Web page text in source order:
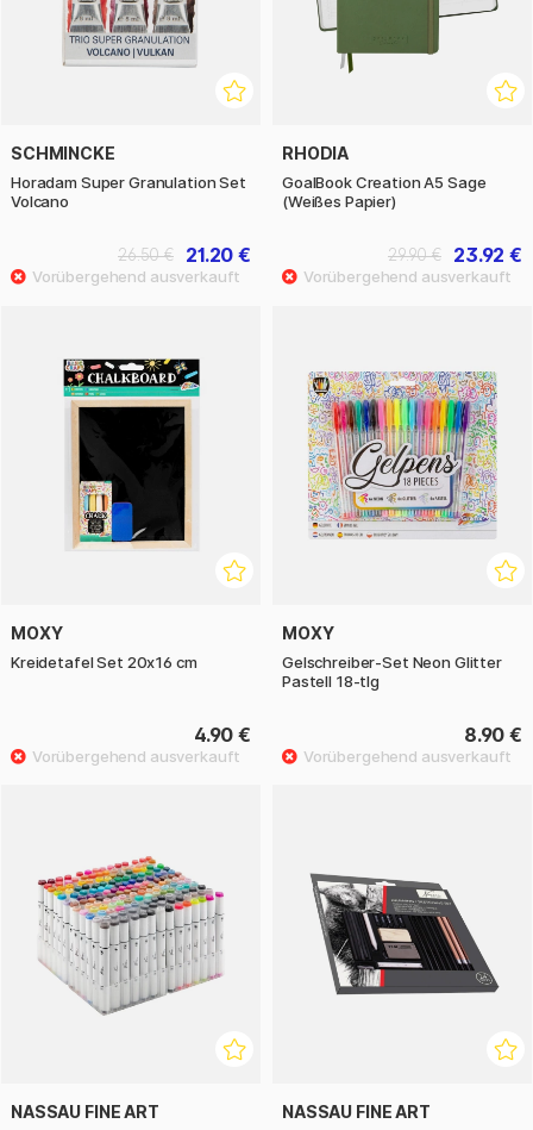
SCHMINCKE
Horadam Super Granulation Set
Volcano
21.20 €
26.50 €
RHODIA
GoalBook Creation A5 Sage
(Weißes Papier)
23.92 €
29.90 €
MOXY
Kreidetafel Set 20x16 cm
4.90 €
MOXY
Gelschreiber-Set Neon Glitter
Pastell 18-tlg
8.90 €
NASSAU FINE ART NASSAU FINE ART